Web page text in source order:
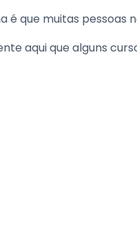
é que muitas pessoas
aqui que alguns